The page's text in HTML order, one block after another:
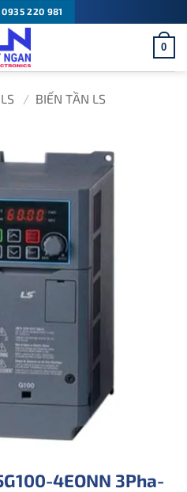
0935 220 981
0
LS / BIẾN TẦN LS
4EONN 3Pha-